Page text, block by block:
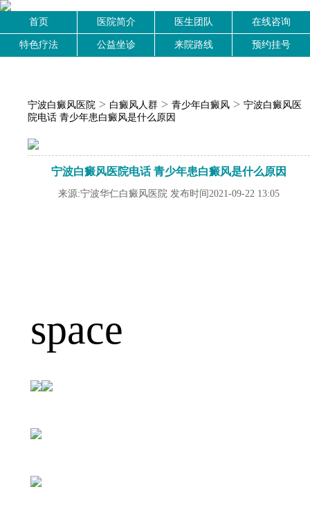
首页 医院简介 医生团队 在线咨询
特色疗法 公益坐诊 来院路线 预约挂号
宁波白癜风医院 > 白癜风人群 > 青少年白癜风 > 宁波白癜风医
院电话 青少年患白癜风是什么原因
宁波白癜风医院电话 青少年患白癜风是什么原因
来源:宁波华仁白癜风医院 发布时间2021-09-22 13:05
space